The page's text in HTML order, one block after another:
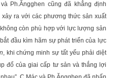
Ph.Ăngghen cũng đã khẳng định
ra với các phương thức sản xuất
còn phù hợp với lực lượng sản
đầu kìm hãm sự phát triển của lực
, khi chứng minh sự tất yếu phải diệt
đổ của giai cấp tư sản và thắng lợi